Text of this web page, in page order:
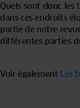
Quels sont donc les
dans ces endroits
partie de notre
différentes parties
Voir également Les